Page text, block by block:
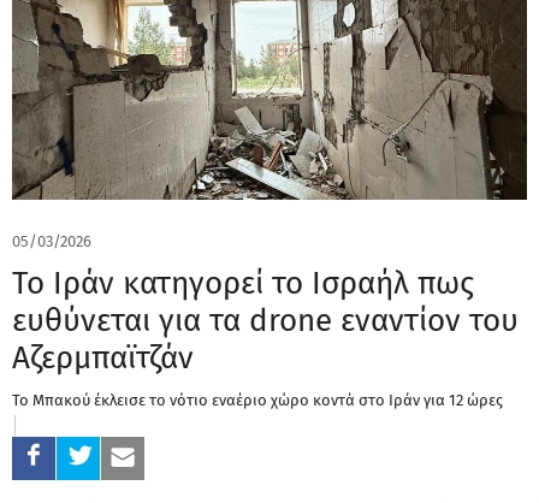
05/03/2026
Το Ιράν κατηγορεί το Ισραήλ πως
ευθύνεται για τα drone εναντίον του
Αζερμπαϊτζάν
Το Μπακού έκλεισε το νότιο εναέριο χώρο κοντά στο Ιράν για 12 ώρες